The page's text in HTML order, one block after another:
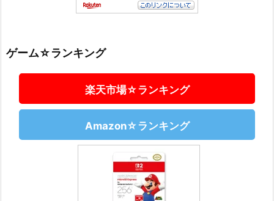
ゲーム☆ランキング
楽天市場☆ランキング
Amazon☆ランキング